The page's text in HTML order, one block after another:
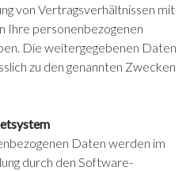
von Vertragsverhältnissen mit
Ihre personenbezogenen
Die weitergegebenen Daten
zu den genannten Zwecken
Daten werden im
durch den Software-